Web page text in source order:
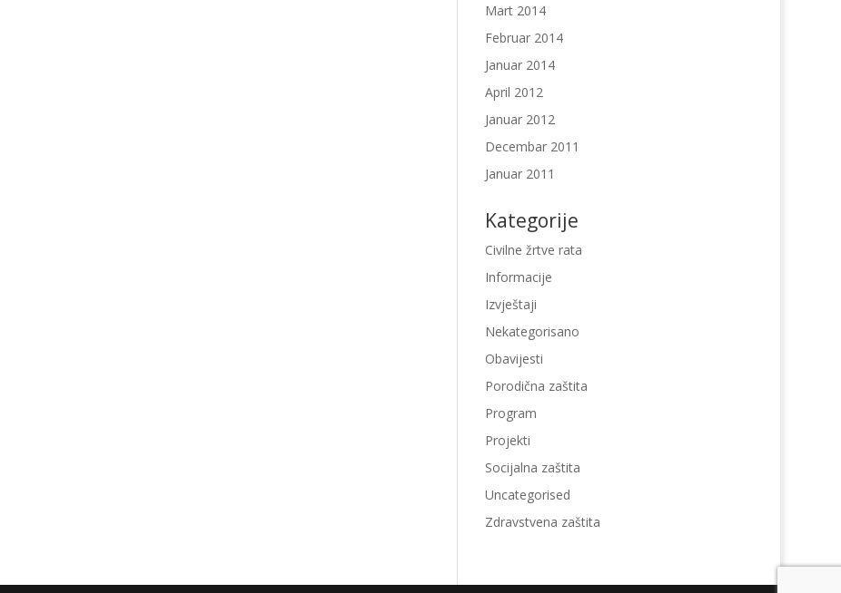
Mart 2014
Februar 2014
Januar 2014
April 2012
Januar 2012
Decembar 2011
Januar 2011
Kategorije
Civilne žrtve rata
Informacije
Izvještaji
Nekategorisano
Obavijesti
Porodična zaštita
Program
Projekti
Socijalna zaštita
Uncategorised
Zdravstvena zaštita